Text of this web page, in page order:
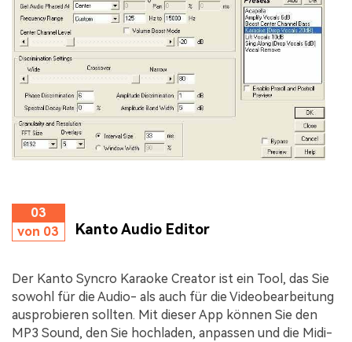
03
von 03
Kanto Audio Editor
Der Kanto Syncro Karaoke Creator ist ein Tool, das Sie
sowohl für die Audio- als auch für die Videobearbeitung
ausprobieren sollten. Mit dieser App können Sie den
MP3 Sound, den Sie hochladen, anpassen und die Midi-